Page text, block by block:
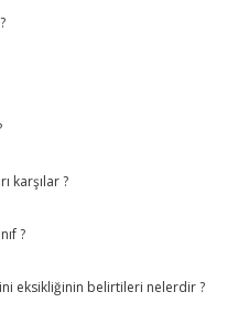
karşılar ?
?
eksikliğinin belirtileri nelerdir ?